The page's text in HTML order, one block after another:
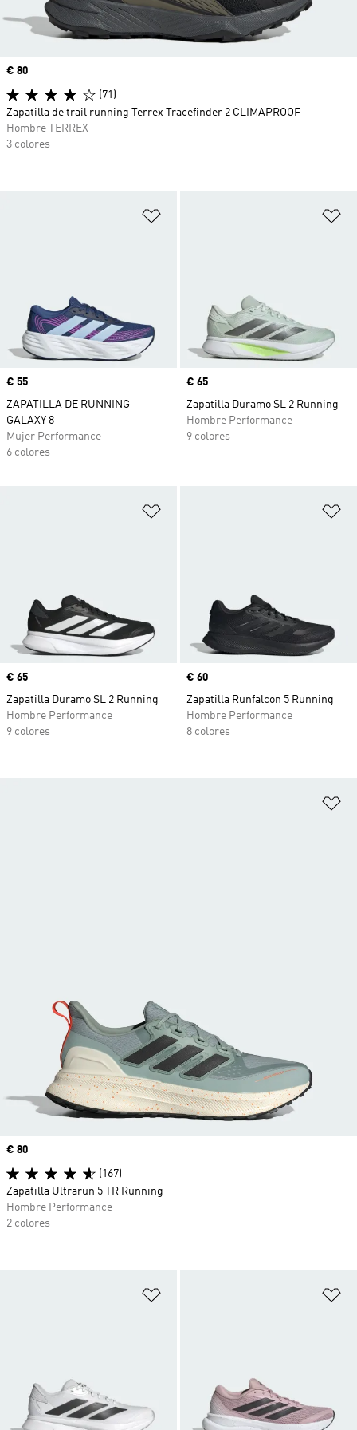
Precio
€ 55
ZAPATILLA DE RUNNING
GALAXY 8
Mujer Performance
6 colores
Precio
€ 65
Zapatilla Duramo SL 2 Running
Hombre Performance
9 colores
Precio
€ 65
Zapatilla Duramo SL 2 Running
Hombre Performance
9 colores
Precio
€ 60
Zapatilla Runfalcon 5 Running
Hombre Performance
8 colores
Precio
€ 80
(71)
Zapatilla de trail running Terrex Tracefinder 2 CLIMAPROOF
Hombre TERREX
3 colores
Precio
€ 80
(167)
Zapatilla Ultrarun 5 TR Running
Hombre Performance
2 colores